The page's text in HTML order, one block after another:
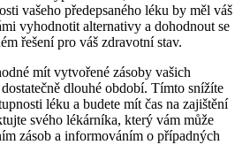
vašeho předepsaného léku by měl váš
vyhodnotit alternativy a dohodnout se
řešení pro váš zdravotní stav.
mít vytvořené zásoby vašich
dlouhé období. Tímto snížíte
léku a budete mít čas na zajištění
svého lékárníka, který vám může
zásob a informováním o případných